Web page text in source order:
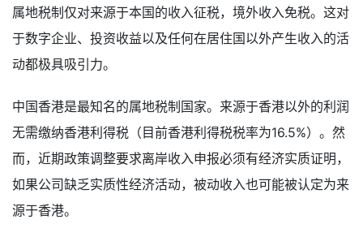
属地税制仅对来源于本国的收入征税，境外收入免税。这对
于数字企业、投资收益以及任何在居住国以外产生收入的活
动都极具吸引力。
中国香港是最知名的属地税制国家。来源于香港以外的利润
无需缴纳香港利得税（目前香港利得税税率为16.5%）。然
而，近期政策调整要求离岸收入申报必须有经济实质证明，
如果公司缺乏实质性经济活动，被动收入也可能被认定为来
源于香港。